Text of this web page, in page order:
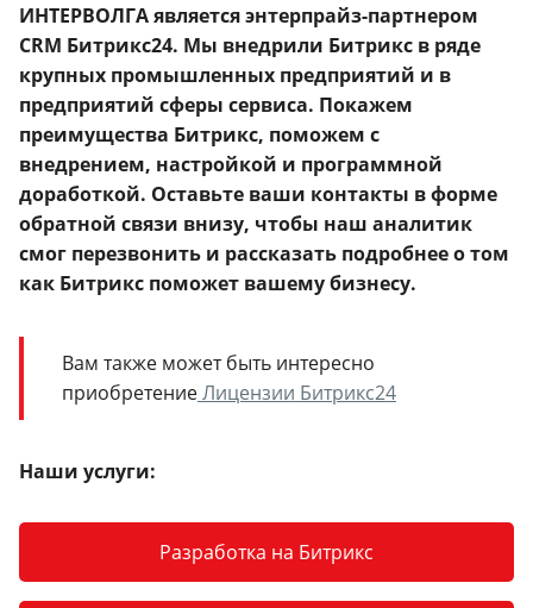
ИНТЕРВОЛГА является энтерпрайз-партнером
CRM Битрикс24. Мы внедрили Битрикс в ряде
крупных промышленных предприятий и в
предприятий сферы сервиса. Покажем
преимущества Битрикс, поможем с
внедрением, настройкой и программной
доработкой. Оставьте ваши контакты в форме
обратной связи внизу, чтобы наш аналитик
смог перезвонить и рассказать подробнее о том
как Битрикс поможет вашему бизнесу.
Вам также может быть интересно
приобретениеЛицензии Битрикс24
Наши услуги:
Разработка на Битрикс